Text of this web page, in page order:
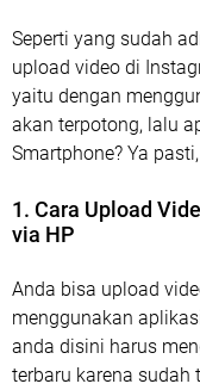
Seperti yang sudah
upload video di
yaitu dengan
akan terpotong, lalu
Smartphone? Ya
1. Cara Upload
via HP
Anda bisa upload
menggunakan
anda disini harus
terbaru karena sudah